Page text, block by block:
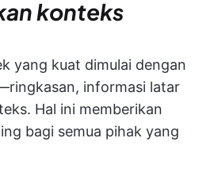
konteks
yang kuat dimulai dengan
informasi latar
Hal ini memberikan
bagi semua pihak yang